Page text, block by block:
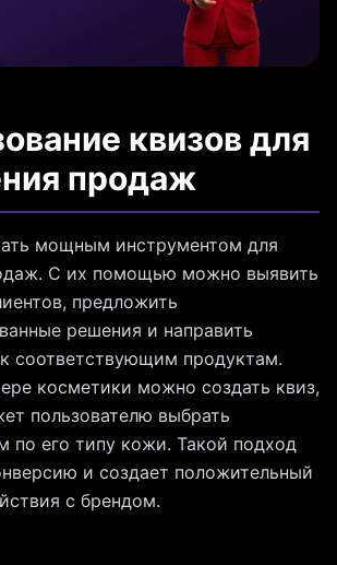
квизов для
продаж
мощным инструментом для
С их помощью можно выявить
предложить
решения и направить
к соответствующим продуктам.
косметики можно создать квиз,
пользователю выбрать
по его типу кожи. Такой подход
и создает положительный
с брендом.